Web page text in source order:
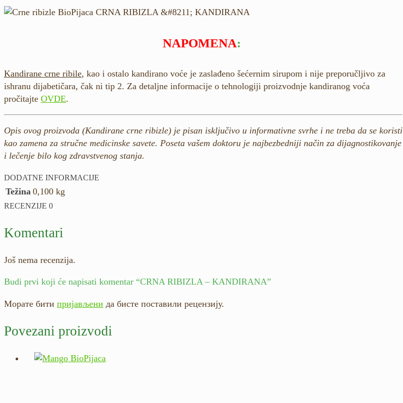
NAPOMENA:
Kandirane crne ribile, kao i ostalo kandirano voće je zaslađeno šećernim sirupom i nije preporučljivo za
ishranu dijabetičara, čak ni tip 2. Za detaljne informacije o tehnologiji proizvodnje kandiranog voća
pročitajte OVDE.
Opis ovog proizvoda (Kandirane crne ribizle) je pisan isključivo u informativne svrhe i ne treba da se koristi
kao zamena za stručne medicinske savete. Poseta vašem doktoru je najbezbedniji način za dijagnostikovanje
i lečenje bilo kog zdravstvenog stanja.
DODATNE INFORMACIJE
Težina 0,100 kg
RECENZIJE 0
Komentari
Još nema recenzija.
Budi prvi koji će napisati komentar “CRNA RIBIZLA – KANDIRANA”
Морате бити пријављени да бисте поставили рецензију.
Povezani proizvodi